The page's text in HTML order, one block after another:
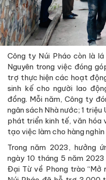
Công ty Núi Pháo còn là
Nguyên trong việc đóng
trợ thực hiện các hoạt
sinh kế cho người lao
đồng. Mỗi năm, Công ty
ngân sách Nhà nước; 1
phát triển kinh tế, văn hóa
tạo việc làm cho hàng
Trong năm 2023, hưởng
ngày 10 tháng 5 năm
Đại Từ về Phong trào “Mở